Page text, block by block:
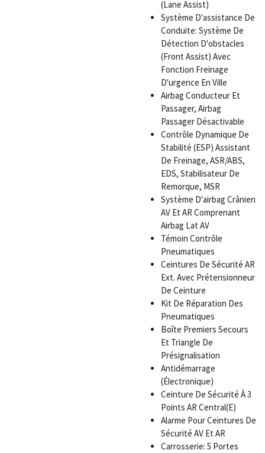
(Lane Assist)
Système D'assistance De
Conduite: Système De
Détection D'obstacles
(Front Assist) Avec
Fonction Freinage
D'urgence En Ville
Airbag Conducteur Et
Passager, Airbag
Passager Désactivable
Contrôle Dynamique De
Stabilité (ESP) Assistant
De Freinage, ASR/ABS,
EDS, Stabilisateur De
Remorque, MSR
Système D'airbag Crânien
AV Et AR Comprenant
Airbag Lat AV
Témoin Contrôle
Pneumatiques
Ceintures De Sécurité AR
Ext. Avec Prétensionneur
De Ceinture
Kit De Réparation Des
Pneumatiques
Boîte Premiers Secours
Et Triangle De
Présignalisation
Antidémarrage
(Électronique)
Ceinture De Sécurité À 3
Points AR Central(E)
Alarme Pour Ceintures De
Sécurité AV Et AR
Carrosserie: 5 Portes